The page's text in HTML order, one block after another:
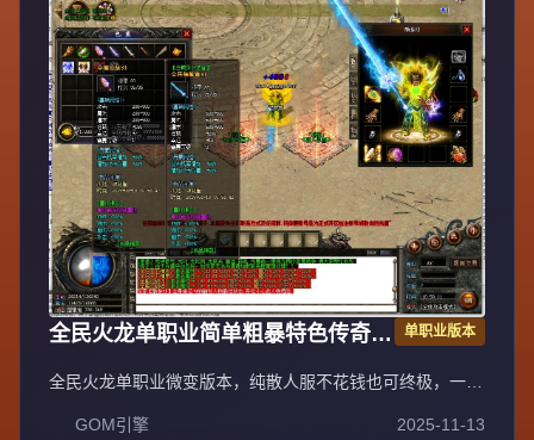
注册设密码保护防盗号，十年传奇梦回忆兄弟情，打造长期
稳定品牌大服。
全民火龙单职业简单粗暴特色传奇版
单职业版本
全民火龙单职业微变版本，纯散人服不花钱也可终极，一切
值，每日人品大爆发轻松300+收入。每天稳定四区开放
GOM引擎 2025-11-13